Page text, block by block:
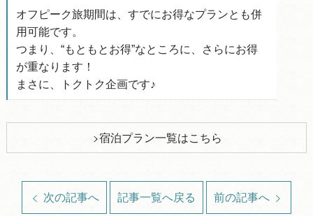
オフピーク旅期間は、すでにお得なプランとも併
用可能です。
つまり、“もともとお得”なところに、さらにお得
が重なります！
まさに、トクトク企画です♪
宿泊プラン一覧はこちら
次の記事へ 記事一覧へ戻る 前の記事へ